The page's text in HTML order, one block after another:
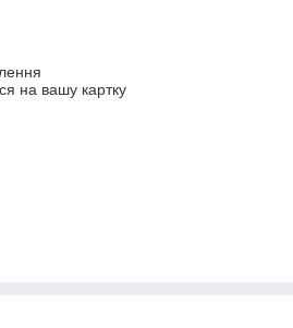
на вашу картку